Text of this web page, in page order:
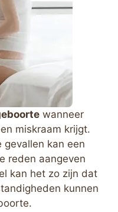
wanneer
miskraam krijgt.
gevallen kan een
reden aangeven
kan het zo zijn dat
kunnen